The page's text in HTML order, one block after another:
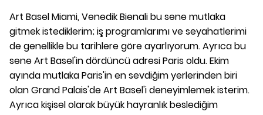
Art Basel Miami, Venedik Bienali bu sene mutlaka
gitmek istediklerim; iş programlarımı ve seyahatlerimi
de genellikle bu tarihlere göre ayarlıyorum. Ayrıca bu
sene Art Basel'in dördüncü adresi Paris oldu. Ekim
ayında mutlaka Paris'in en sevdiğim yerlerinden biri
olan Grand Palais'de Art Basel'i deneyimlemek isterim.
Ayrıca kişisel olarak büyük hayranlık beslediğim